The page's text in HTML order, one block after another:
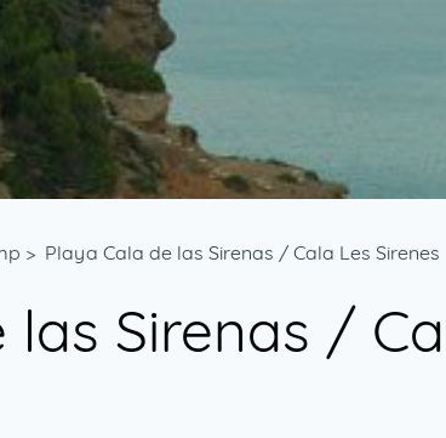
> Playa Cala de las Sirenas / Cala Les Sirenes
las Sirenas /